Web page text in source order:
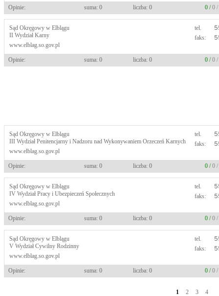
Opinie: suma: 0 liczba: 0 0 /0 /
Sąd Okręgowy w Elblągu
II Wydział Karny
www.elblag.so.gov.pl
tel.
faks:
Opinie: suma: 0 liczba: 0 0 /0 /
Sąd Okręgowy w Elblągu
III Wydział Penitencjarny i Nadzoru nad Wykonywaniem Orzeczeń Karnych
www.elblag.so.gov.pl
tel.
faks:
Opinie: suma: 0 liczba: 0 0 /0 /
Sąd Okręgowy w Elblągu
IV Wydział Pracy i Ubezpieczeń Społecznych
www.elblag.so.gov.pl
tel.
faks:
Opinie: suma: 0 liczba: 0 0 /0 /
Sąd Okręgowy w Elblągu
V Wydział Cywilny Rodzinny
www.elblag.so.gov.pl
tel.
faks:
Opinie: suma: 0 liczba: 0 0 /0 /
1 2 3 4